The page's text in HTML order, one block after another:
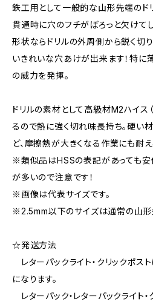
鉄工用として一般的な山形先端のド
貫通時に穴のフチがぼろっと欠けてし
形状ならドリルの外周側から鋭く切
いきれいな穴あけが出来ます！特
の威力を発揮。
ドリルの素材として高級材M2ハイス
るので熱に強く切れ味長持ち。硬い
ど、摩擦熱が大きくなる作業にも耐え
※類似品はHSSの表記があっても安
が多いので注意です！
※画像は代表サイズです。
※2.5mm以下のサイズは通常の山形
☆発送方法
レターパックライト・クリックポス
になります。
レターパック・レターパックライト